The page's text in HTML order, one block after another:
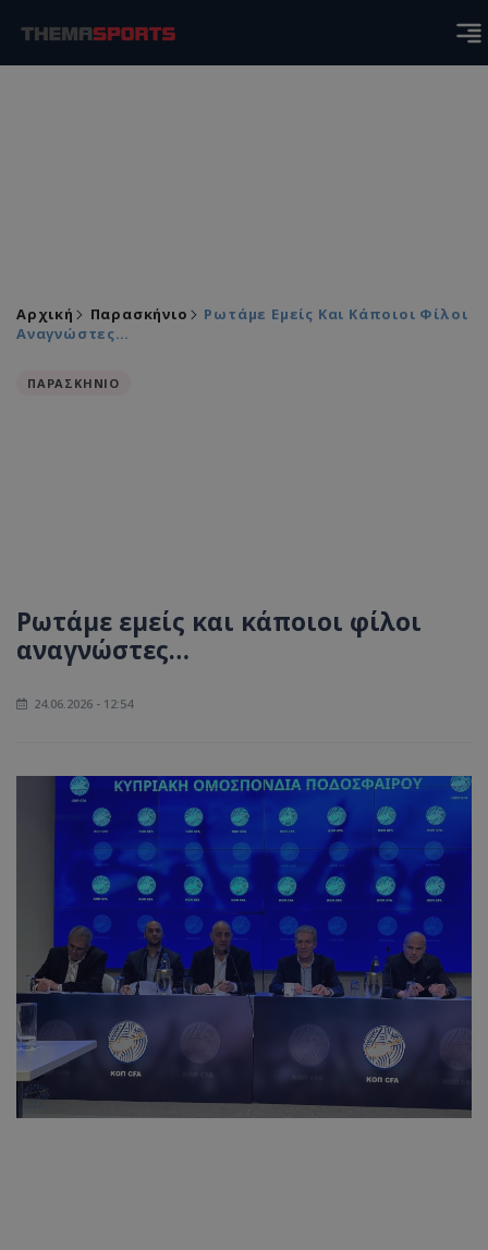
Αρχική Παρασκήνιο
Ρωτάμε Εμείς Και Κάποιοι Φίλοι
Αναγνώστες…
ΠΑΡΑΣΚΗΝΙΟ
Ρωτάμε εμείς και κάποιοι φίλοι
αναγνώστες…
24.06.2026 - 12:54